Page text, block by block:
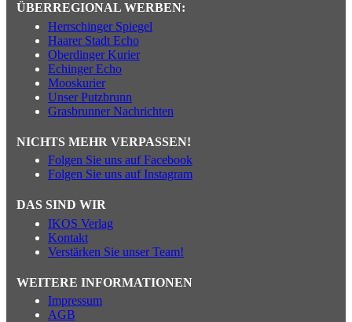
ÜBERREGIONAL WERBEN:
Herrschinger Spiegel
Haarer Stadt Echo
Oberdinger Kurier
Echinger Echo
Mooskurier
Unser Putzbrunn
Grasbrunner Nachrichten
NICHTS MEHR VERPASSEN!
Folgen Sie uns auf Facebook
Folgen Sie uns auf Instagram
DAS SIND WIR
IKOS Verlag
Kontakt
Verstärken Sie unser Team!
WEITERE INFORMATIONEN
Impressum
AGB